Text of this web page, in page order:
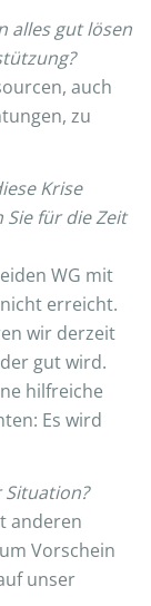
alles gut lösen
auch
zu
Krise
Sie für die Zeit
WG mit
erreicht.
wir derzeit
gut wird.
hilfreiche
Es wird
anderen
Vorschein
unser